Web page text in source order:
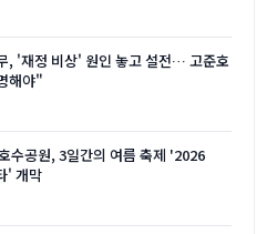
, '재정 비상' 원인 놓고 설전… 고준호
해야"
수공원, 3일간의 여름 축제 '2026
' 개막